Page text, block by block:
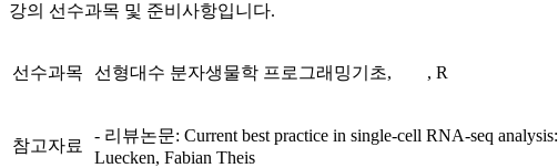
강의 선수과목 및 준비사항입니다.
선수과목 선형대수 분자생물학 프로그래밍기초, , R
참고자료
- 리뷰논문: Current best practice in single-cell RNA-seq
Luecken, Fabian Theis